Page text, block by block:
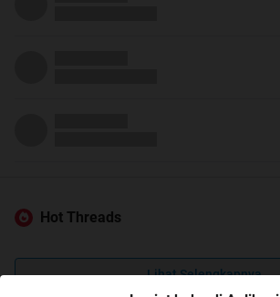
Hot Threads
Lihat Selengkapnya